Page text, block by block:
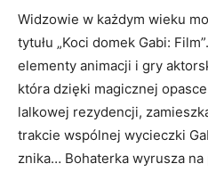
Widzowie w każdym wieku
tytułu „Koci domek Gabi:
elementy animacji i gry
która dzięki magicznej
lalkowej rezydencji,
trakcie wspólnej wycieczki
znika… Bohaterka wyrusza